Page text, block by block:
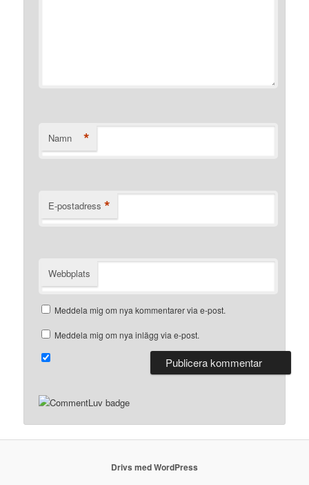
Namn *
E-postadress *
Webbplats
Meddela mig om nya kommentarer via e-post.
Meddela mig om nya inlägg via e-post.
Drivs med WordPress